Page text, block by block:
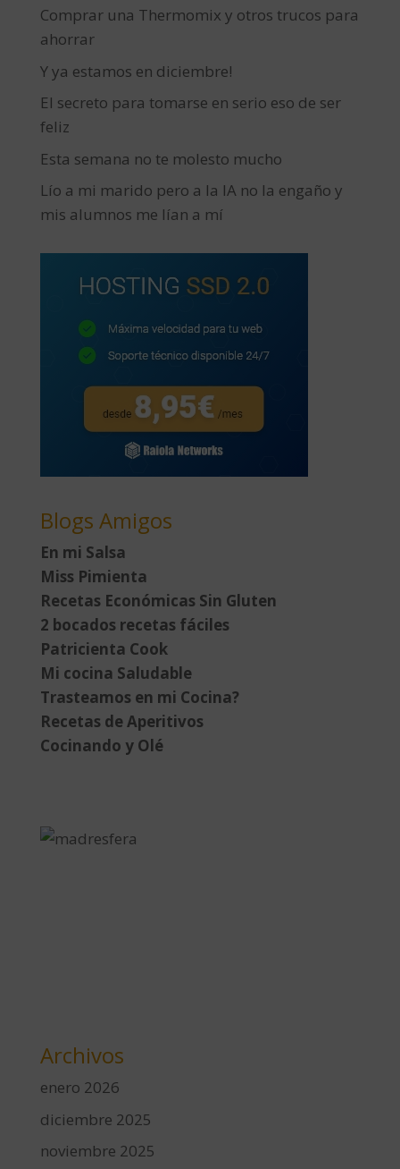
Comprar una Thermomix y otros trucos para
ahorrar
Y ya estamos en diciembre!
El secreto para tomarse en serio eso de ser
feliz
Esta semana no te molesto mucho
Lío a mi marido pero a la IA no la engaño y
mis alumnos me lían a mí
Blogs Amigos
En mi Salsa
Miss Pimienta
Recetas Económicas Sin Gluten
2 bocados recetas fáciles
Patricienta Cook
Mi cocina Saludable
Trasteamos en mi Cocina?
Recetas de Aperitivos
Cocinando y Olé
Archivos
enero 2026
diciembre 2025
noviembre 2025